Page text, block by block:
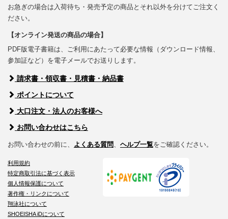
お急ぎの場合は入荷待ち・発売予定の商品とそれ以外を分けてご注文く
ださい。
【オンライン発送の商品の場合】
PDF版電子書籍は、ご利用にあたって必要な情報（ダウンロード情報、
参加証など）を電子メールでお送りします。
請求書・領収書・見積書・納品書
ポイントについて
大口注文・法人のお客様へ
お問い合わせはこちら
お問い合わせの前に、 よくある質問 ヘルプ一覧をご確認ください。
利用規約
特定商取引法に基づく表示
個人情報保護について
著作権・リンクについて
翔泳社について
SHOEISHA iDについて